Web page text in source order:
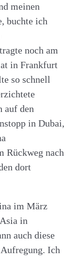
meinen
buchte ich
noch am
in Frankfurt
so schnell
auf den
in Dubai,
Rückweg nach
dort
im März
in
auch diese
Ich